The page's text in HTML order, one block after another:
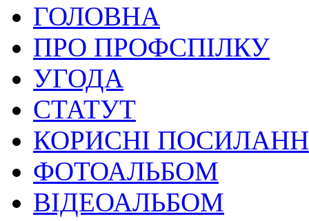
ГОЛОВНА
ПРО ПРОФСПІЛКУ
УГОДА
СТАТУТ
КОРИСНІ
ФОТОАЛЬБОМ
ВІДЕОАЛЬБОМ